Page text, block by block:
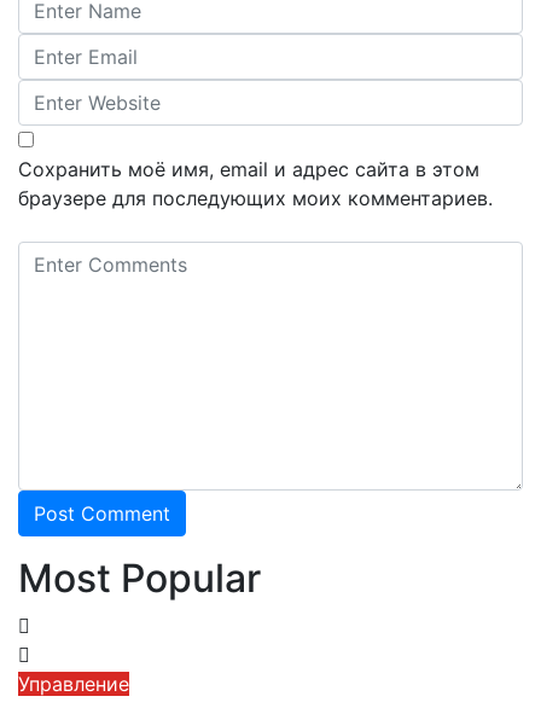
Сохранить моё имя, email и адрес сайта в этом
браузере для последующих моих комментариев.
Most Popular
Управление